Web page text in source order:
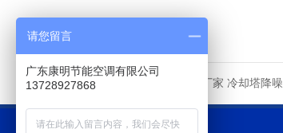
11-20 48 11-18
冷却塔厂家 冷却塔降噪
请您留言
广东康明节能空调有限公司
13728927868